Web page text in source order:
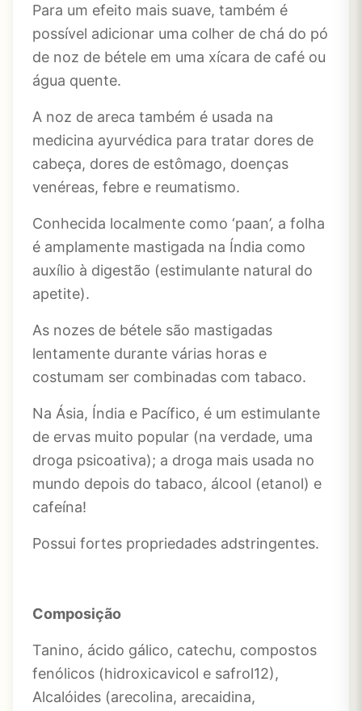
Para um efeito mais suave, também é
possível adicionar uma colher de chá do pó
de noz de bétele em uma xícara de café ou
água quente.
A noz de areca também é usada na
medicina ayurvédica para tratar dores de
cabeça, dores de estômago, doenças
venéreas, febre e reumatismo.
Conhecida localmente como ‘paan’, a folha
é amplamente mastigada na Índia como
auxílio à digestão (estimulante natural do
apetite).
As nozes de bétele são mastigadas
lentamente durante várias horas e
costumam ser combinadas com tabaco.
Na Ásia, Índia e Pacífico, é um estimulante
de ervas muito popular (na verdade, uma
droga psicoativa); a droga mais usada no
mundo depois do tabaco, álcool (etanol) e
cafeína!
Possui fortes propriedades adstringentes.
Composição
Tanino, ácido gálico, catechu, compostos
fenólicos (hidroxicavicol e safrol12),
Alcalóides (arecolina, arecaidina,